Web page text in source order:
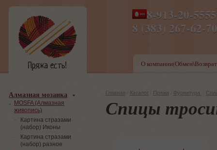
8-913-20-
8 (383) 267-
ПН-ПТ 8-17,СБ-ВС 9-
О
Главная Каталог Пряжа Фурнитура
Спицы
Алмазная мозаика
MOSFA (Алмазная
живопись)
Картина стразами
(набор) Иконы
Картина стразами
(набор) разное